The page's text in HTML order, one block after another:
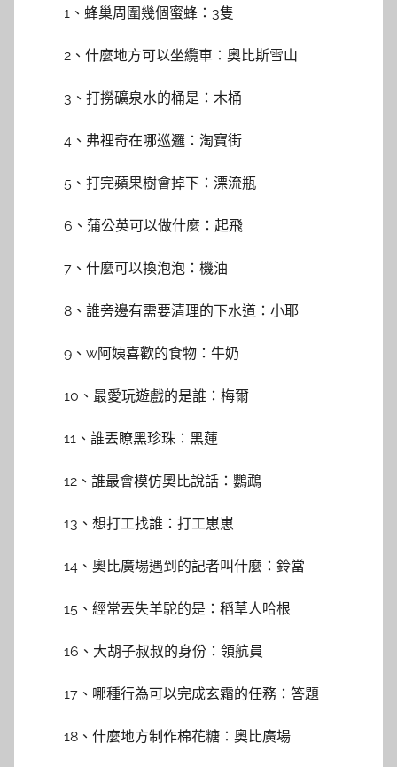
1、蜂巢周圍幾個蜜蜂：3隻
2、什麼地方可以坐纜車：奧比斯雪山
3、打撈礦泉水的桶是：木桶
4、弗裡奇在哪巡邏：淘寶街
5、打完蘋果樹會掉下：漂流瓶
6、蒲公英可以做什麼：起飛
7、什麼可以換泡泡：機油
8、誰旁邊有需要清理的下水道：小耶
9、w阿姨喜歡的食物：牛奶
10、最愛玩遊戲的是誰：梅爾
11、誰丟瞭黑珍珠：黑蓮
12、誰最會模仿奧比說話：鸚鵡
13、想打工找誰：打工崽崽
14、奧比廣場遇到的記者叫什麼：鈴當
15、經常丟失羊駝的是：稻草人哈根
16、大胡子叔叔的身份：領航員
17、哪種行為可以完成玄霜的任務：答題
18、什麼地方制作棉花糖：奧比廣場